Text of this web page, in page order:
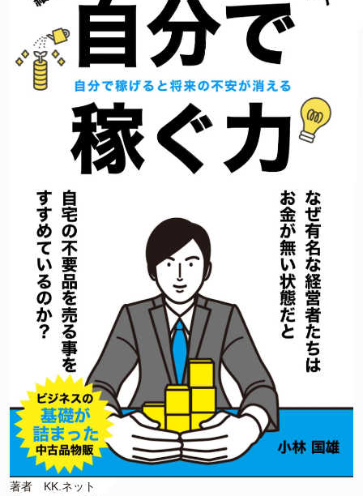
著者 KK.ネット